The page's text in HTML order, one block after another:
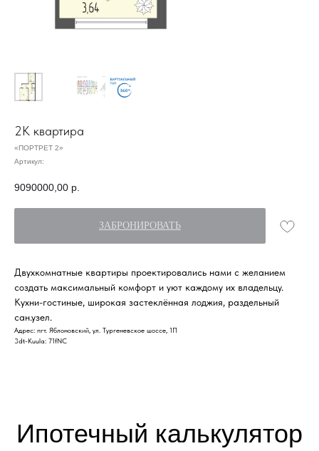
2К квартира
«ПОРТРЕТ 2»
Артикул:
9090000,00 р.
ЗАБРОНИРОВАТЬ
Двухкомнатные квартиры проектировались нами с желанием
создать максимальный комфорт и уют каждому их владельцу.
Кухни-гостиные, широкая застеклённая лоджия, раздельный
сан.узел.
Адрес: пгт. Яблоновский, ул. Тургеневское шоссе, 1П
3dt-Kuula: 71fNC
Ипотечный калькулятор
Ипотечная программа
Расчёт условий не является публичной офертой.
Финальные условия кредитования